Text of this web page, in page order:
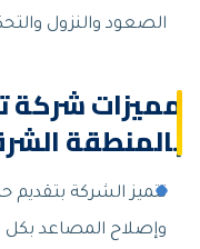
الصعود والنزول
مميزات شركة
بالمنطقة
تتميز الشركة
وإصلاح المصاعد بكل